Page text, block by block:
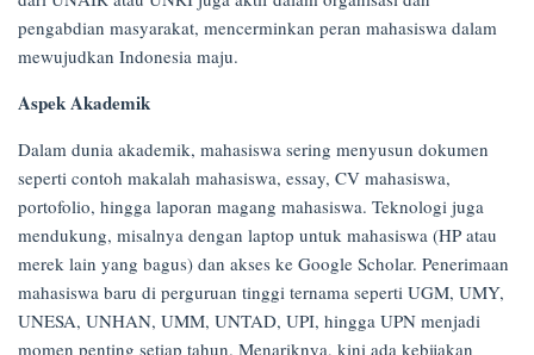
pengabdian masyarakat, mencerminkan peran mahasiswa dalam
mewujudkan Indonesia maju.
Aspek Akademik
Dalam dunia akademik, mahasiswa sering menyusun dokumen
seperti contoh makalah mahasiswa, essay, CV mahasiswa,
portofolio, hingga laporan magang mahasiswa. Teknologi juga
mendukung, misalnya dengan laptop untuk mahasiswa (HP atau
merek lain yang bagus) dan akses ke Google Scholar. Penerimaan
mahasiswa baru di perguruan tinggi ternama seperti UGM, UMY,
UNESA, UNHAN, UMM, UNTAD, UPI, hingga UPN menjadi
momen penting setiap tahun. Menariknya, kini ada kebijakan